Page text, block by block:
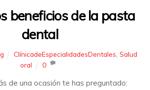
beneficios de la pasta
dental
ClínicadeEspecialidadesDentales ,Salud
oral
0
de una ocasión te has preguntado: